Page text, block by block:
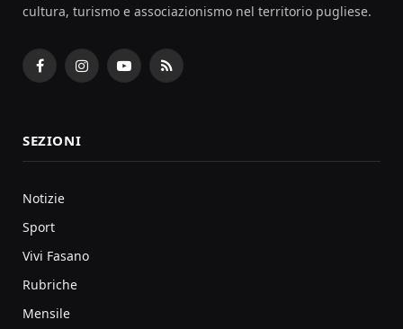
cultura, turismo e associazionismo nel territorio pugliese.
FacebookInstagramYouTubeRSS
SEZIONI
Notizie
Sport
Vivi Fasano
Rubriche
Mensile